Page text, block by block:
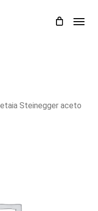
Close
Steinegger aceto